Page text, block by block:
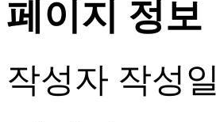
페이지 정보
작성자 작성일